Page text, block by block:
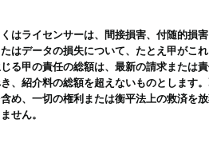
はライセンサーは、間接損害、付随的損
はデータの損失について、たとえ甲がこ
る甲の責任の総額は、最新の請求または
、紹介料の総額を超えないものとします
め、一切の権利または衡平法上の救済を
せん。